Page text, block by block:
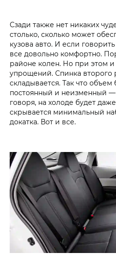
Сзади также нет никаких
столько, сколько может
кузова авто. И если
все довольно комфортно.
районе колен. Но при этом
упрощений. Спинка второго
складывается. Так что объем
постоянный и неизменный —
говоря, на холоде будет
скрывается минимальный
докатка. Вот и все.